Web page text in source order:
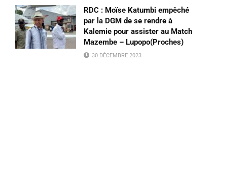
RDC : Moïse Katumbi empêché
par la DGM de se rendre à
Kalemie pour assister au Match
Mazembe – Lupopo(Proches)
30 DÉCEMBRE 2023